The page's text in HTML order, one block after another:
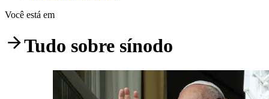
Você está em
Tudo sobre sínodo